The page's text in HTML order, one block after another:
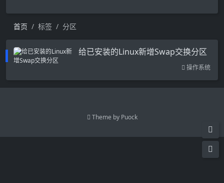
首页 标签 分区
给已安装的Linux新增Swap交换分区
操作系统
Theme by Puock